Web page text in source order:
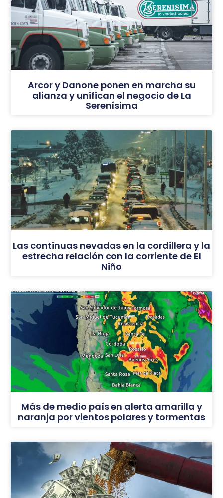
Arcor y Danone ponen en marcha su
alianza y unifican el negocio de La
Serenísima
Las continuas nevadas en la cordillera y la
estrecha relación con la corriente de El
Niño
Más de medio país en alerta amarilla y
naranja por vientos polares y tormentas